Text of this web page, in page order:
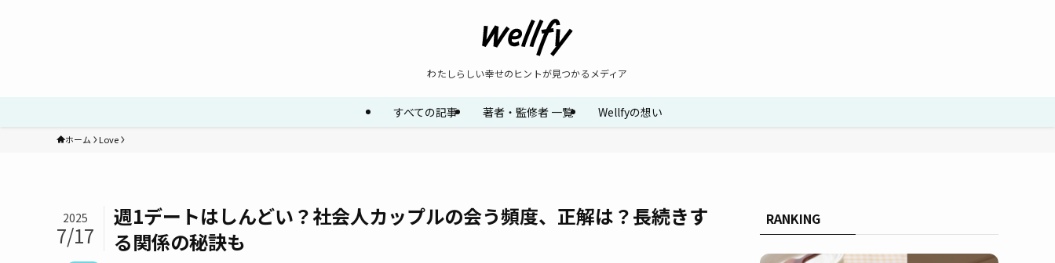
わたしらしい幸せのヒントが見つかるメディア
すべての記事 著者・監修者 一覧 Wellfyの想い
ホーム Love
週1デートはしんどい？社会人カップルの会う頻度、正解は？長続きす
る関係の秘訣も
2025
7/17
RANKING